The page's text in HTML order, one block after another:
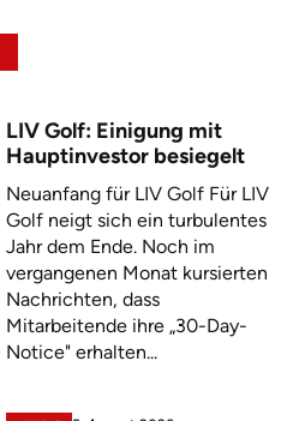
LIV Golf: Einigung mit
Hauptinvestor besiegelt
Neuanfang für LIV Golf Für LIV
Golf neigt sich ein turbulentes
Jahr dem Ende. Noch im
vergangenen Monat kursierten
Nachrichten, dass
Mitarbeitende ihre „30-Day-
Notice" erhalten...